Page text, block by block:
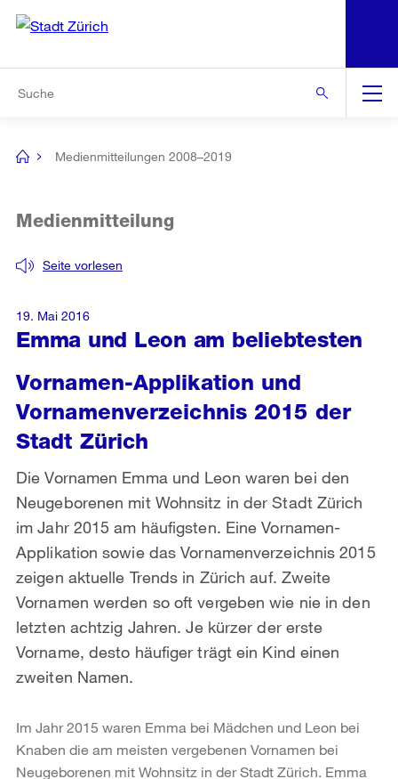
Navigation
[no
Medienmitteilungen 2008–2019
Emma und Leon am beliebtesten
Seite vorlesen
Medienmitteilung
Vornamen-Applikation und
Vornamenverzeichnis 2015 der
Stadt Zürich
Die Vornamen Emma und Leon waren bei den
Neugeborenen mit Wohnsitz in der Stadt Zürich
im Jahr 2015 am häufigsten. Eine Vornamen-
Applikation sowie das Vornamenverzeichnis 2015
zeigen aktuelle Trends in Zürich auf. Zweite
Vornamen werden so oft vergeben wie nie in den
letzten achtzig Jahren. Je kürzer der erste
Vorname, desto häufiger trägt ein Kind einen
zweiten Namen.
19. Mai 2016
Im Jahr 2015 waren Emma bei Mädchen und Leon bei
Knaben die am meisten vergebenen Vornamen bei
Neugeborenen mit Wohnsitz in der Stadt Zürich. Emma